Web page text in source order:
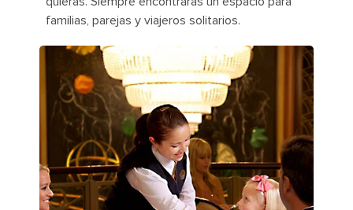
familias, parejas y viajeros solitarios.